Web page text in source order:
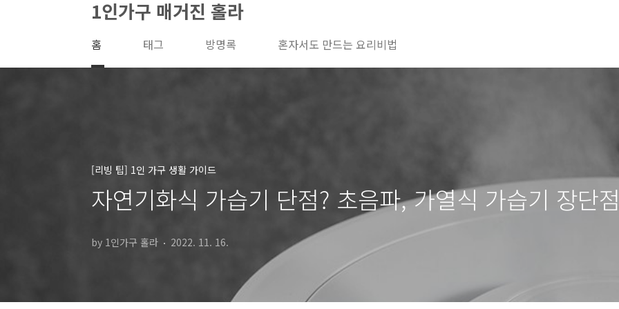
1인가구 매거진 홀라
홈 태그 방명록 혼자서도 만드는 요리비법
[리빙 팁] 1인 가구 생활 가이드
자연기화식 가습기 단점? 초음파, 가열식 가습기 장단
by 1인가구 홀라 2022. 11. 16.